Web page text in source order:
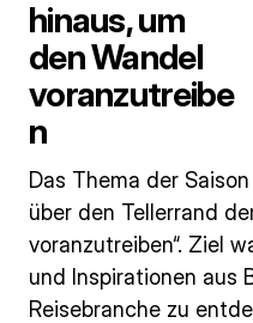
hinaus, um
den Wandel
voranzutreibe
n
Das Thema der
über den Tellerrand
voranzutreiben“. Ziel
und Inspirationen aus
Reisebranche zu